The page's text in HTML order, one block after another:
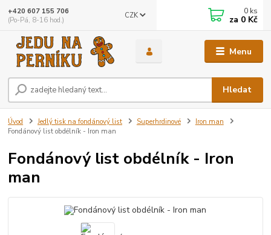
Menu
CZK
Hledat
+420 607 155 706
(Po-Pá, 8-16 hod.)
0 ks
za 0 Kč
Úvod Jedlý tisk na fondánový list Superhrdinové
Iron man
Fondánový list obdélník - Iron man
Fondánový list obdélník - Iron
man